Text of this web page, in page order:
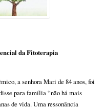
da Fitoterapia
a senhora Mari de 84 anos, foi
para família “não há mais
de vida. Uma ressonância